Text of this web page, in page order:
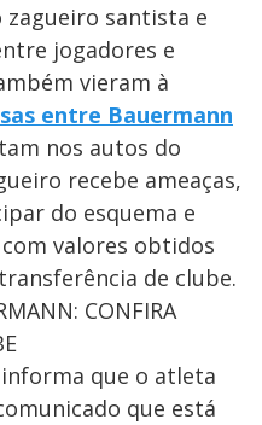
zagueiro santista e
jogadores e
vieram à
entre Bauermann
nos autos do
recebe ameaças,
do esquema e
valores obtidos
de clube.
CONFIRA
que o atleta
que está